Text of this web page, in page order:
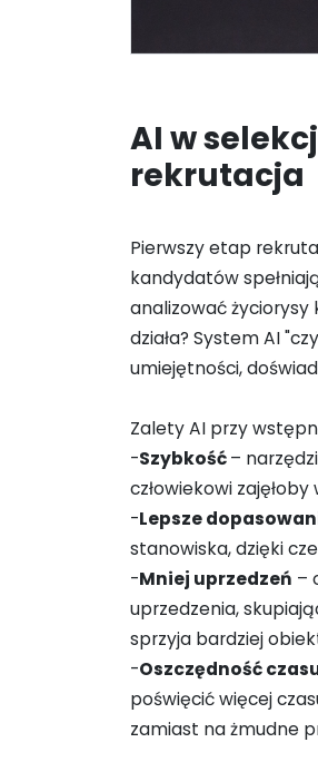
AI w
rekrutacja
Pierwszy etap
kandydatów
analizować
działa? System AI
umiejętności,
Zalety AI przy
-Szybkość–
człowiekowi zajęłoby
-Lepsze
stanowiska, dzięki
-Mniej uprzedzeń –
uprzedzenia,
sprzyja bardziej
-Oszczędność
poświęcić więcej
zamiast na żmudne